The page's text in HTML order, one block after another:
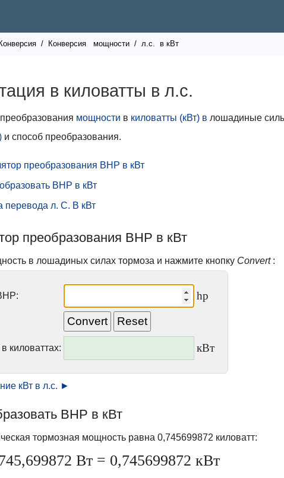
Конверсия / Конверсия мощности / л.с. в кВт
в киловатты в л.с.
мощности в киловатты (кВт) в лошадиные
и способ преобразования.
преобразования BHP в кВт
BHP в кВт
перевода л. С. В кВт
преобразования BHP в кВт
в лошадиных силах тормоза и нажмите кнопку Convert:
hp
в киловаттах: кВт
кВт в л.с. ►
BHP в кВт
тормозная мощность равна 0,745699872 киловатт:
Вт = 0,745699872 кВт